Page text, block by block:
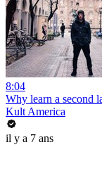
8:04
Why learn a second
Kult America
il y a 7 ans